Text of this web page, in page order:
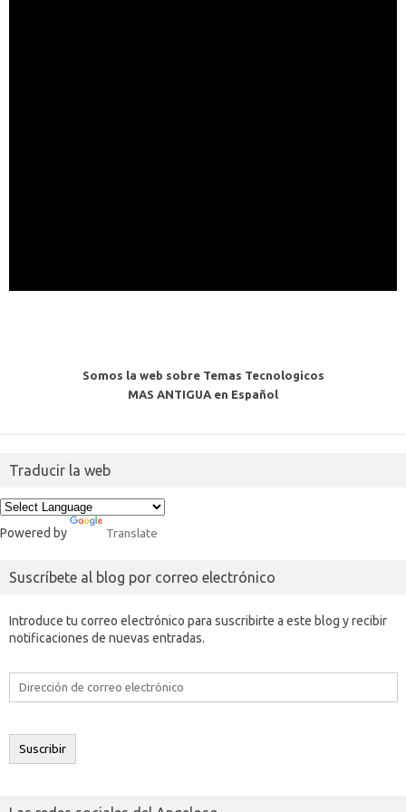
Somos la web sobre Temas Tecnologicos
MAS ANTIGUA en Español
Traducir la web
Powered by Translate
Suscríbete al blog por correo electrónico
Introduce tu correo electrónico para suscribirte a este blog y recibir
notificaciones de nuevas entradas.
Dirección
electrónico
Suscribir